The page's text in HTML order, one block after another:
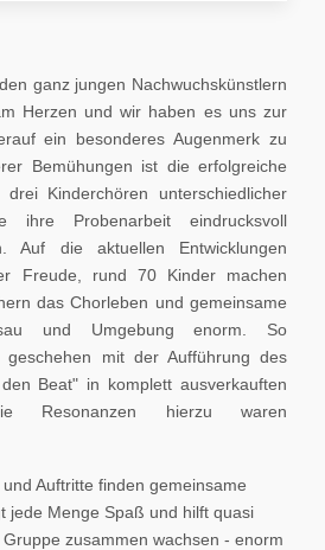
ganz jungen Nachwuchskünstlern
Herzen und wir haben es uns zur
ein besonderes Augenmerk zu
Bemühungen ist die erfolgreiche
Kinderchören unterschiedlicher
ihre Probenarbeit eindrucksvoll
Auf die aktuellen Entwicklungen
Freude, rund 70 Kinder machen
das Chorleben und gemeinsame
und Umgebung enorm. So
geschehen mit der Aufführung des
Beat" in komplett ausverkauften
Resonanzen hierzu waren
Auftritte finden gemeinsame
jede Menge Spaß und hilft quasi
zusammen wachsen - enorm